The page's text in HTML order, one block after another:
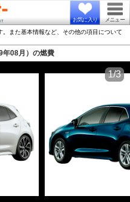
お気に入り メニュー
また基本情報など、その他の項目について
年08月）の燃費
1/3